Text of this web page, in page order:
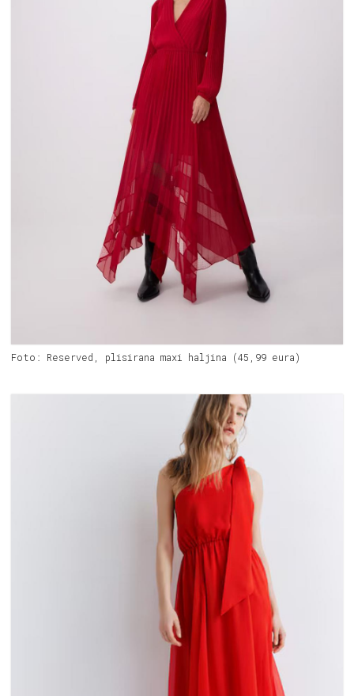
Foto: Reserved, plisirana maxi haljina (45,99 eura)